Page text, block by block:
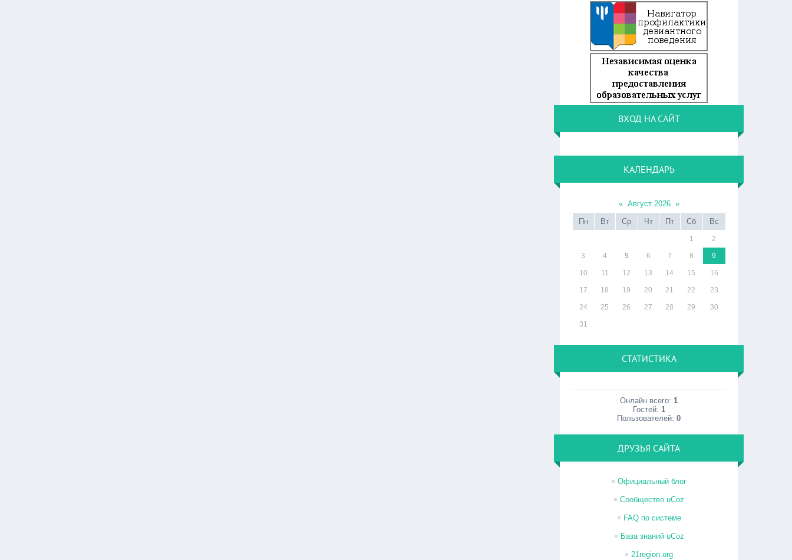
ВХОД НА САЙТ
КАЛЕНДАРЬ
« Август 2026 »
Пн
Вт Ср Чт Пт Сб Вс
1 2
3 4 5 6 7 8 9
10 11 12 13 14 15 16
17 18 19 20 21 22 23
24 25 26 27 28 29 30
31
СТАТИСТИКА
Онлайн всего:1
Гостей: 1
Пользователей:0
ДРУЗЬЯ САЙТА
Официальный блог
Сообщество uCoz
FAQ по системе
База знаний uCoz
21region.org